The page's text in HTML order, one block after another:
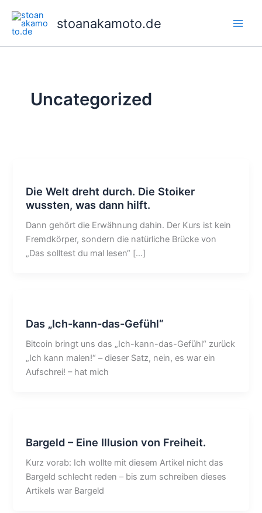
Inhalt
springen
stoanakamoto.de
Uncategorized
Die Welt dreht durch. Die Stoiker
wussten, was dann hilft.
Dann gehört die Erwähnung dahin. Der Kurs ist kein
Fremdkörper, sondern die natürliche Brücke von
„Das solltest du mal lesen“ […]
Das „Ich-kann-das-Gefühl“
Bitcoin bringt uns das „Ich-kann-das-Gefühl“ zurück
„Ich kann malen!“ – dieser Satz, nein, es war ein
Aufschrei! – hat mich
Bargeld – Eine Illusion von Freiheit.
Kurz vorab: Ich wollte mit diesem Artikel nicht das
Bargeld schlecht reden – bis zum schreiben dieses
Artikels war Bargeld